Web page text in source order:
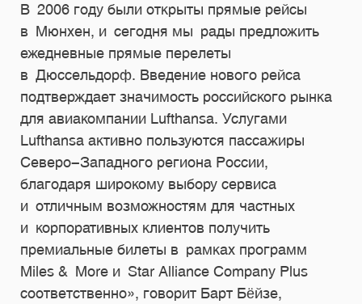
В 2006 году были открыты прямые рейсы
в Мюнхен, и сегодня мы рады предложить
ежедневные прямые перелеты
в Дюссельдорф. Введение нового рейса
подтверждает значимость российского рынка
для авиакомпании Lufthansa. Услугами
Lufthansa активно пользуются пассажиры
Северо-Западного региона России,
благодаря широкому выбору сервиса
и отличным возможностям для частных
и корпоративных клиентов получить
премиальные билеты в рамках программ
Miles & More и Star Alliance Company Plus
соответственно», говорит Барт Бёйзе,